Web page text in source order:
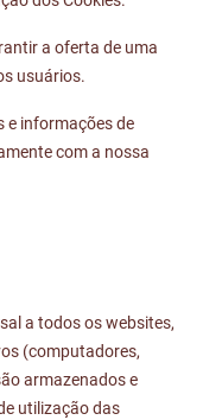
a oferta de uma
usuários.
e informações de
com a nossa
a todos os websites,
(computadores,
armazenados e
utilização das